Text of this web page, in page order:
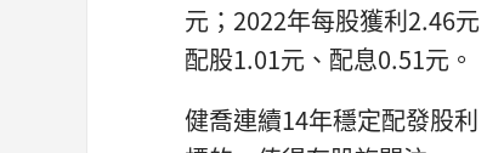
元；2022年每股獲利2.46
配股1.01元、配息0.51元。
健喬連續14年穩定配發股